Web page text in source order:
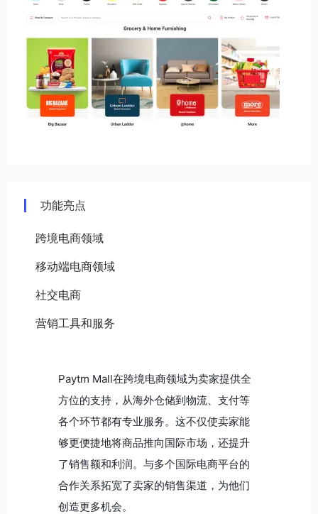
功能亮点
跨境电商领域
移动端电商领域
社交电商
营销工具和服务
Paytm Mall在跨境电商领域为卖家提供全
方位的支持，从海外仓储到物流、支付等
各个环节都有专业服务。这不仅使卖家能
够更便捷地将商品推向国际市场，还提升
了销售额和利润。与多个国际电商平台的
合作关系拓宽了卖家的销售渠道，为他们
创造更多机会。